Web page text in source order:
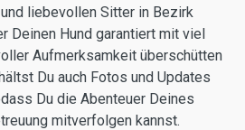
liebevollen Sitter in Bezirk
Deinen Hund garantiert mit viel
Aufmerksamkeit überschütten
Du auch Fotos und Updates
Du die Abenteuer Deines
mitverfolgen kannst.